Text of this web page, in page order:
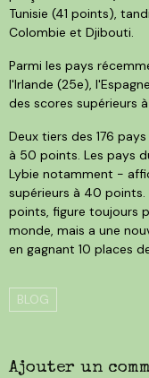
Tunisie (41 points),
Colombie et Djibouti.
Parmi les pays
l'Irlande (25e),
des scores supérieurs
Deux tiers des 176
à 50 points. Les pays
Lybie notamment -
supérieurs à 40 points.
points, figure toujours
monde, mais a une
en gagnant 10 places
BLOG
Ajouter un